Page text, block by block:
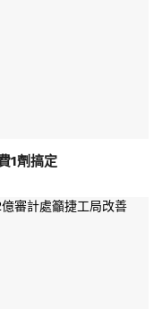
1劑搞定